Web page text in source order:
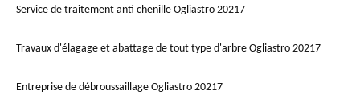
Service de traitement anti chenille Ogliastro 20217
Travaux d'élagage et abattage de tout type d'arbre Ogliastro 20217
Entreprise de débroussaillage Ogliastro 20217